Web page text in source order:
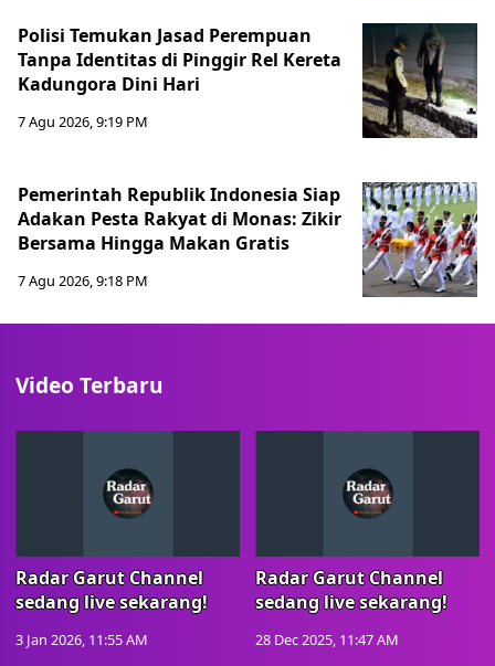
Polisi Temukan Jasad Perempuan
Tanpa Identitas di Pinggir Rel Kereta
Kadungora Dini Hari
7 Agu 2026, 9:19 PM
Pemerintah Republik Indonesia Siap
Adakan Pesta Rakyat di Monas: Zikir
Bersama Hingga Makan Gratis
7 Agu 2026, 9:18 PM
Video Terbaru
Radar Garut Channel
sedang live sekarang!
3 Jan 2026, 11:55 AM
Radar Garut Channel
sedang live sekarang!
28 Dec 2025, 11:47 AM